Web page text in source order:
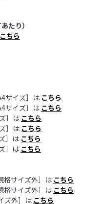
たり）
こちら
サイズ］は こちら
サイズ］は こちら
］は こちら
］は こちら
］は こちら
］は こちら
格サイズ外］は こちら
格サイズ外］は こちら
ズ外］は こちら